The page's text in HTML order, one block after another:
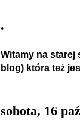
.
Witamy na starej
blog) która też
sobota, 16